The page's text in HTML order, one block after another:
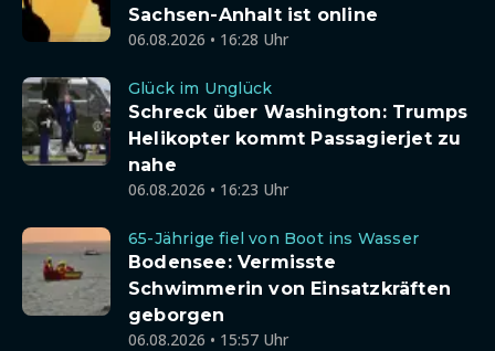
Sachsen-Anhalt ist online
06.08.2026 • 16:28 Uhr
Glück im Unglück
Schreck über Washington: Trumps
Helikopter kommt Passagierjet zu
nahe
06.08.2026 • 16:23 Uhr
65-Jährige fiel von Boot ins Wasser
Bodensee: Vermisste
Schwimmerin von Einsatzkräften
geborgen
06.08.2026 • 15:57 Uhr